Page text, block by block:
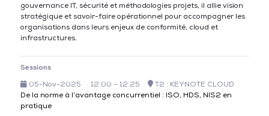
gouvernance IT, sécurité et méthodologies projets, il allie vision
stratégique et savoir-faire opérationnel pour accompagner les
organisations dans leurs enjeux de conformité, cloud et
infrastructures.
Sessions
05-Nov-2025
12:00 – 12:25
T2 : KEYNOTE CLOUD
De la norme à l’avantage concurrentiel : ISO, HDS, NIS2 en
pratique